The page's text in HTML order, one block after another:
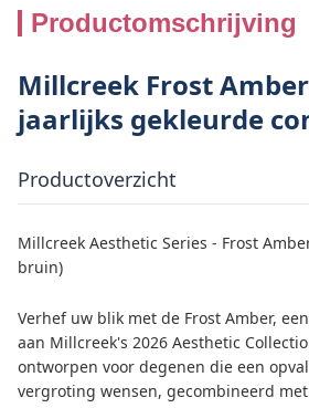
Productomschrijving
Millcreek Frost
jaarlijks gekleurde
Productoverzicht
Millcreek Aesthetic Series - Frost
bruin)
Verhef uw blik met de Frost Amber,
aan Millcreek's 2026 Aesthetic
ontworpen voor degenen die een
vergroting wensen, gecombineerd